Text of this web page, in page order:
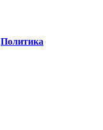
Политика